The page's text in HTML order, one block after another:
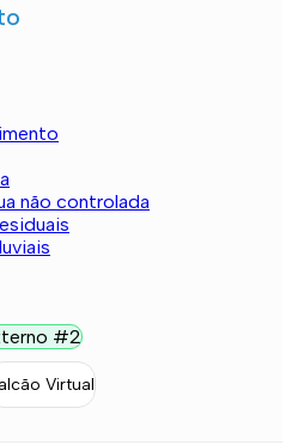
não controlada
#2
Virtual